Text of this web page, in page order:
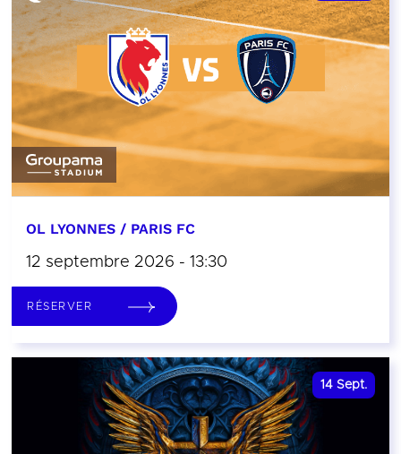
OL LYONNES / PARIS FC
12 septembre 2026 - 13:30
RÉSERVER
14 Sept.